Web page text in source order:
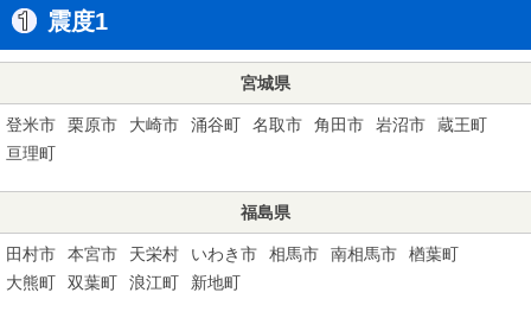
震度1
宮城県
登米市 栗原市 大崎市 涌谷町 名取市 角田市 岩沼市
蔵王町
亘理町
福島県
田村市 本宮市 天栄村 いわき市 相馬市 南相馬市
楢葉町
大熊町
双葉町 浪江町 新地町